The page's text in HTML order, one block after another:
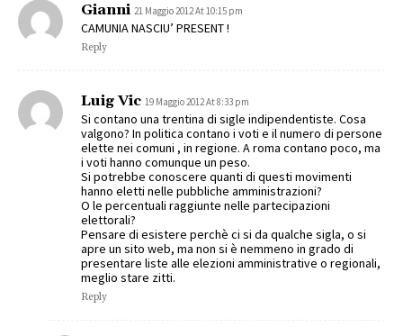
Gianni 21 Maggio 2012 At 10:15 pm
CAMUNIA NASCIU’ PRESENT !
Reply
Luig Vic 19 Maggio 2012 At 8:33 pm
Si contano una trentina di sigle indipendentiste. Cosa
valgono? In politica contano i voti e il numero di persone
elette nei comuni , in regione. A roma contano poco, ma
i voti hanno comunque un peso.
Si potrebbe conoscere quanti di questi movimenti
hanno eletti nelle pubbliche amministrazioni?
O le percentuali raggiunte nelle partecipazioni
elettorali?
Pensare di esistere perchè ci si da qualche sigla, o si
apre un sito web, ma non si è nemmeno in grado di
presentare liste alle elezioni amministrative o regionali,
meglio stare zitti.
Reply